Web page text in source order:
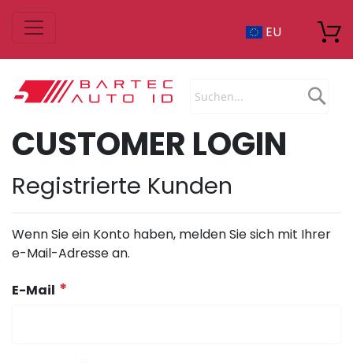
Zum
Inhalt
EU
CUSTOMER LOGIN
Registrierte Kunden
Wenn Sie ein Konto haben, melden Sie sich mit Ihrer
e-Mail-Adresse an.
E-Mail